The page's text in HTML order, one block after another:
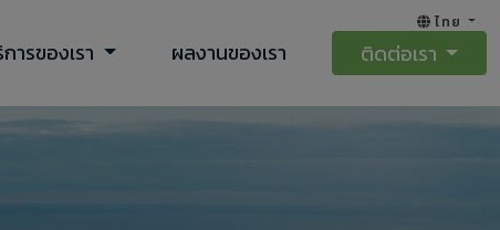
ไทย
ารของเรา ผลงานของเรา ติดต่อเรา